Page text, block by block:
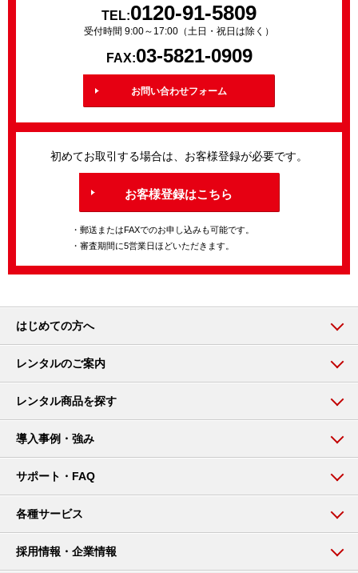
TEL:0120-91-5809
受付時間 9:00～17:00（土日・祝日は除く）
FAX:03-5821-0909
お問い合わせフォーム
初めてお取引する場合は、お客様登録が必要です。
お客様登録はこちら
・郵送またはFAXでのお申し込みも可能です。
・審査期間に5営業日ほどいただきます。
はじめての方へ
レンタルのご案内
レンタル商品を探す
導入事例・強み
サポート・FAQ
各種サービス
採用情報・企業情報